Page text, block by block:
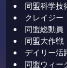
同盟科学技
クレイジー
同盟総動員
同盟大作戦
デイリー活
同盟ウィー